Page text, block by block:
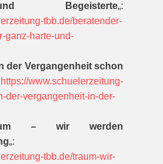
Begeisterte„:
tbb.de/beratender-
ganz-harte-und-
der Vergangenheit schon
https://www.schuelerzeitung-
der-vergangenheit-in-der-
– wir werden
„:
tbb.de/traum-wir-